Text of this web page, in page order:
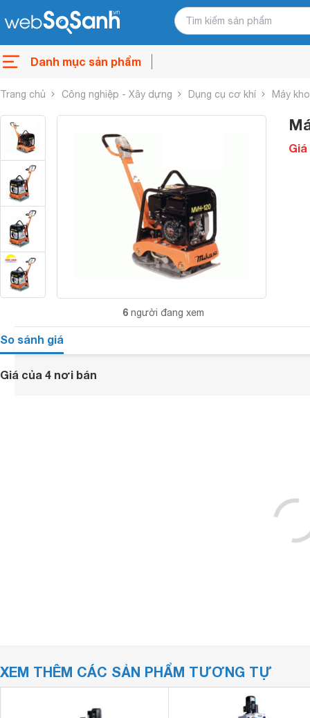
Danh mục sản phẩm
Trang chủ Công nghiệp - Xây dựng Dụng cụ cơ khí Máy
6 người đang xem
Giá
So sánh giá
Giá của 4 nơi bán
XEM THÊM CÁC SẢN PHẨM TƯƠNG TỰ